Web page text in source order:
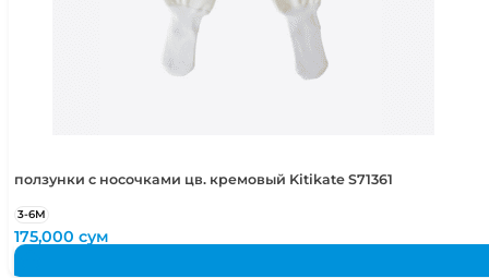
ползунки с носочками цв. кремовый Kitikate S71361
3-6М
175,000сум